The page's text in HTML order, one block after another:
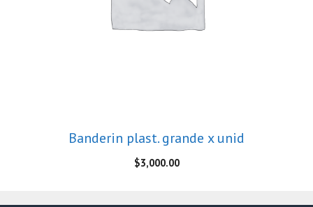
Banderin plast. grande x unid
$3,000.00